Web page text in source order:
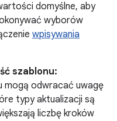
domyślne, aby
wyborów
wpisywania
szablonu:
mogą odwracać uwagę
typy aktualizacji są
liczbę kroków